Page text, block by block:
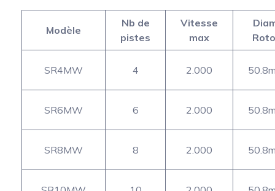
Modèle
Nb de
pistes
Vitesse
max
SR4MW 4 2.000
SR6MW 6 2.000
SR8MW 8 2.000